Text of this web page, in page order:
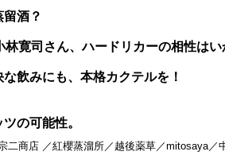
酒？
林寛司さん、ハードリカーの相性はい
飲みにも、本格カクテルを！
の可能性。
二商店 ／紅櫻蒸溜所／越後薬草／mitosaya